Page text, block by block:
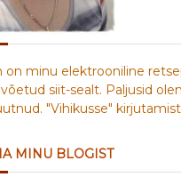
on minu elektrooniline
siit-sealt. Paljusid
"Vihikusse"
MINU BLOGIST